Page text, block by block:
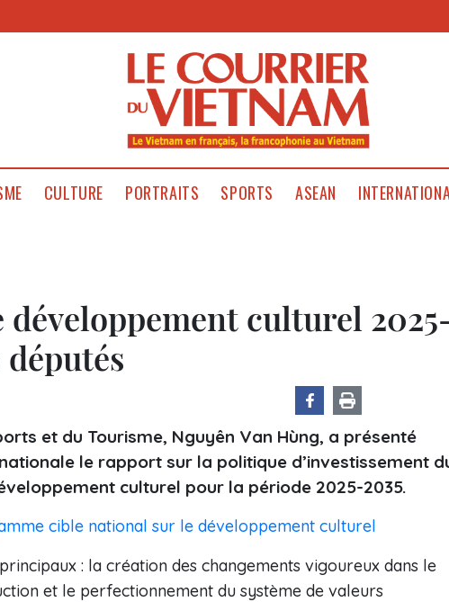
CULTURE PORTRAITS SPORTS ASEAN
développement culturel
députés
et du Tourisme, Nguyên Van Hùng, a présenté
le rapport sur la politique d’investissement
culturel pour la période 2025-2035.
cible national sur le développement culturel
: la création des changements vigoureux dans le
et le perfectionnement du système de valeurs